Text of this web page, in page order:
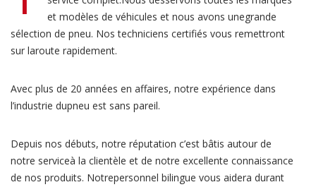
et modèles de véhicules et nous avons unegrande
sélection de pneu. Nos techniciens certifiés vous remettront
sur laroute rapidement.
Avec plus de 20 années en affaires, notre expérience dans
l’industrie dupneu est sans pareil.
Depuis nos débuts, notre réputation c’est bâtis autour de
notre serviceà la clientèle et de notre excellente connaissance
de nos produits. Notrepersonnel bilingue vous aidera durant